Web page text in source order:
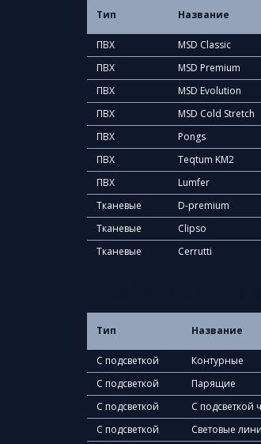
Тип Название
ПВХ MSD Classic
ПВХ
MSD Premium
ПВХ
MSD Evolution
ПВХ
MSD Cold Stretch
ПВХ
Pongs
ПВХ
Teqtum KM2
ПВХ
Lumfer
Тканевые
D-premium
Тканевые
Clipso
Тканевые
Cerrutti
Тип Название
С подсветкой Контурные
С подсветкой
Парящие
С подсветкой
С подсветкой
С подсветкой
Световые